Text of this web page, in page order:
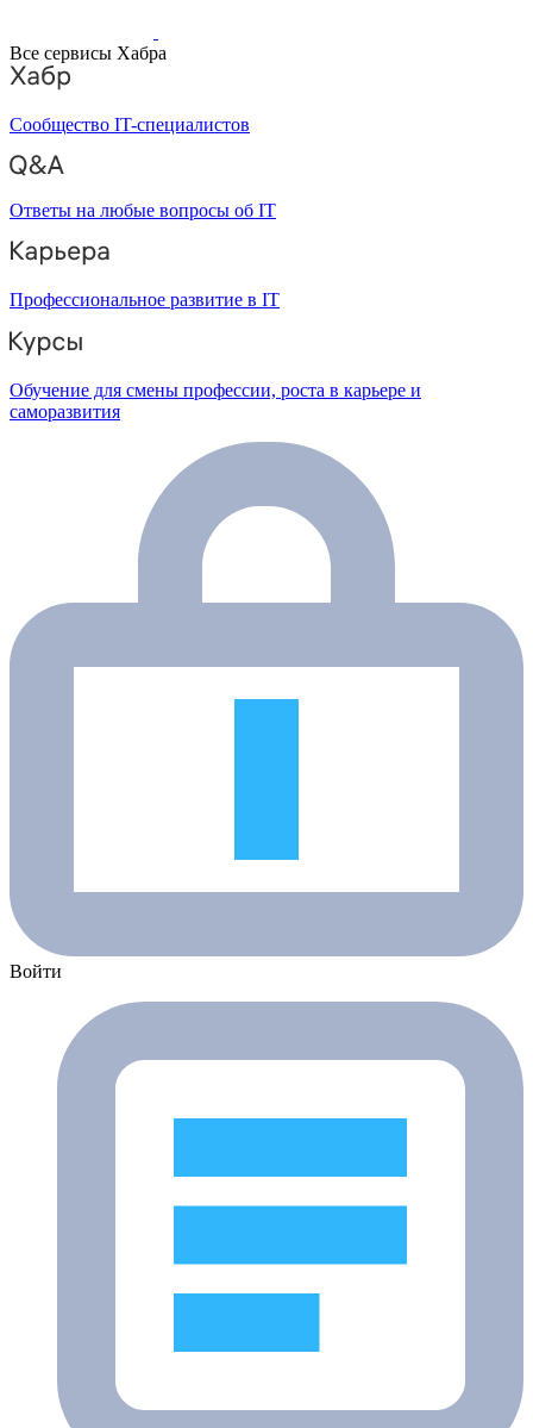
Все сервисы Хабра
Сообщество IT-специалистов
Ответы на любые вопросы об IT
Профессиональное развитие в IT
Обучение для смены профессии, роста в карьере и
саморазвития
Войти